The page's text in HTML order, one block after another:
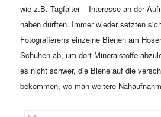
wie z.B. Tagfalter – Interesse an der
haben dürften. Immer wieder setzten
Fotografierens einzelne Bienen am
Schuhen ab, um dort Mineralstoffe
es nicht schwer, die Biene auf die
bekommen, wo man weitere